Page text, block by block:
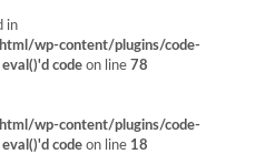
in
wp-content/plugins/code-
code on line 78
wp-content/plugins/code-
code on line 18